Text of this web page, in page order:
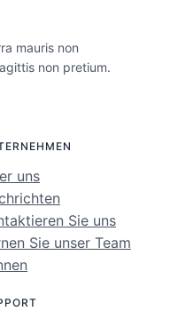
mauris non
non pretium.
uns
Sie uns
Sie unser Team